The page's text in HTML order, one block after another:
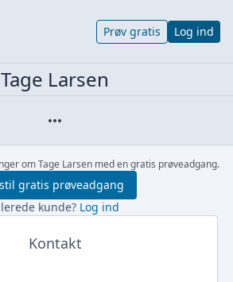
Prøv gratis Log ind
Tage Larsen
om Tage Larsen med en gratis prøveadgang.
gratis prøveadgang
kunde? Log ind
Kontakt